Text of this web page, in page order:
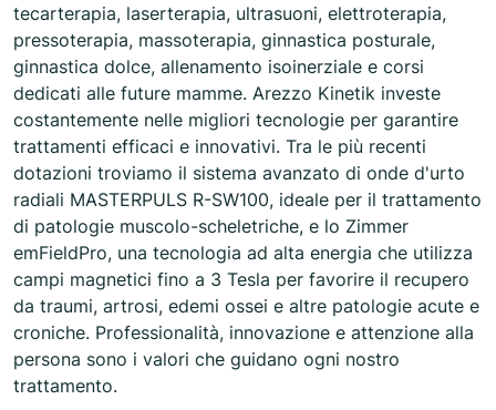
tecarterapia, laserterapia, ultrasuoni, elettroterapia,
pressoterapia, massoterapia, ginnastica posturale,
ginnastica dolce, allenamento isoinerziale e corsi
dedicati alle future mamme. Arezzo Kinetik investe
costantemente nelle migliori tecnologie per garantire
trattamenti efficaci e innovativi. Tra le più recenti
dotazioni troviamo il sistema avanzato di onde d'urto
radiali MASTERPULS R-SW100, ideale per il trattamento
di patologie muscolo-scheletriche, e lo Zimmer
emFieldPro, una tecnologia ad alta energia che utilizza
campi magnetici fino a 3 Tesla per favorire il recupero
da traumi, artrosi, edemi ossei e altre patologie acute e
croniche. Professionalità, innovazione e attenzione alla
persona sono i valori che guidano ogni nostro
trattamento.